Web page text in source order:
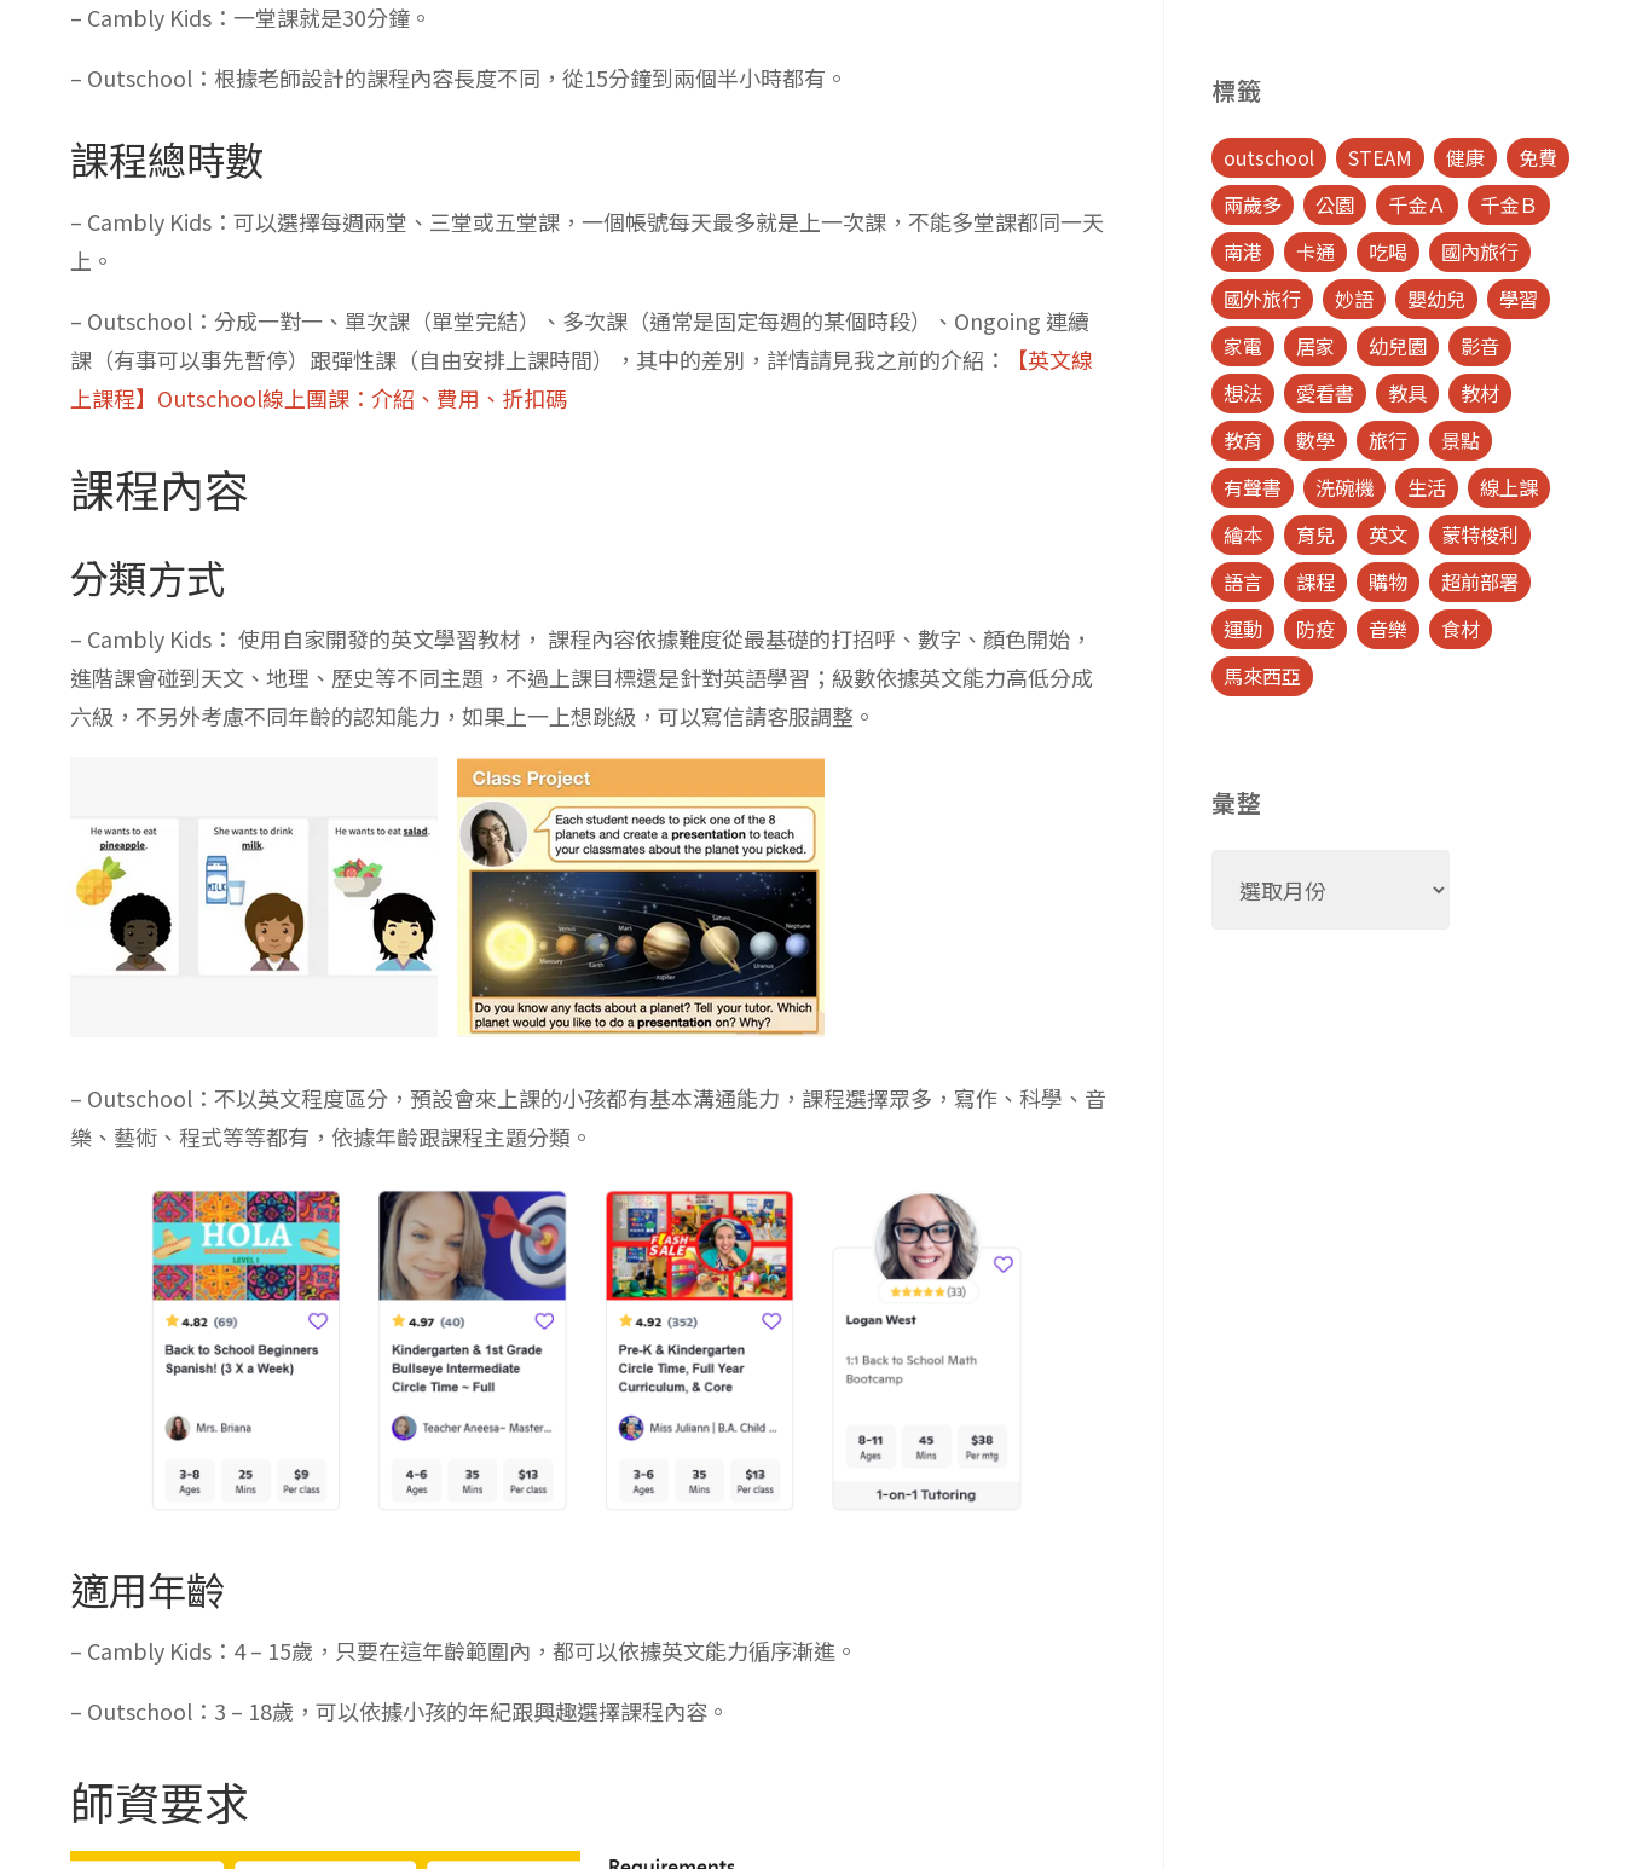
– Cambly Kids：一堂課就是30分鐘。
– Outschool：根據老師設計的課程內容長度不同，從15分鐘到兩個半小時都有。
課程總時數
– Cambly Kids：可以選擇每週兩堂、三堂或五堂課，一個帳號每天最多就是上一次課，不能多堂課都同一天
上。
– Outschool：分成一對一、單次課（單堂完結）、多次課（通常是固定每週的某個時段）、Ongoing 連續
課（有事可以事先暫停）跟彈性課（自由安排上課時間），其中的差別，詳情請見我之前的介紹：
【英文線
上課程】Outschool線上團課：介紹、費用、折扣碼
課程內容
分類方式
– Cambly Kids： 使用自家開發的英文學習教材， 課程內容依據難度從最基礎的打招呼、數字、顏色開始，
進階課會碰到天文、地理、歷史等不同主題，不過上課目標還是針對英語學習；級數依據英文能力高低分成
六級，不另外考慮不同年齡的認知能力，如果上一上想跳級，可以寫信請客服調整。
– Outschool：不以英文程度區分，預設會來上課的小孩都有基本溝通能力，課程選擇眾多，寫作、科學、音
樂、藝術、程式等等都有，依據年齡跟課程主題分類。
適用年齡
– Cambly Kids：4 – 15歲，只要在這年齡範圍內，都可以依據英文能力循序漸進。
– Outschool：3 – 18歲，可以依據小孩的年紀跟興趣選擇課程內容。
師資要求
標籤
outschool STEAM 健康
免費
兩歲多
公園 千金Ａ
千金Ｂ
南港
卡通 吃喝
國內旅行
國外旅行
妙語 嬰幼兒
學習
家電
居家 幼兒園
影音
想法
愛看書 教具
教材
教育
數學 旅行
景點
有聲書
洗碗機 生活
線上課
繪本
育兒 英文
蒙特梭利
語言
課程 購物
超前部署
運動
防疫 音樂
食材
馬來西亞
彙整